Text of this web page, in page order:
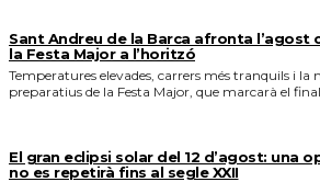
Sant Andreu de la Barca afronta
la Festa Major a l’horitzó
Temperatures elevades, carrers més tranquils i la
preparatius de la Festa Major, que marcarà el
El gran eclipsi solar del 12 d’agost: una
no es repetirà fins al segle XXII